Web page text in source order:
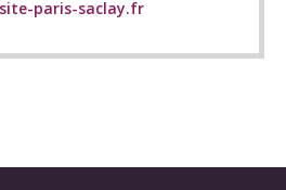
paris-saclay.fr